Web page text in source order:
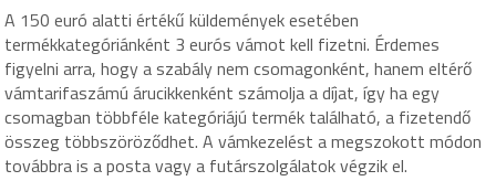
A 150 euró alatti értékű küldemények esetében
termékkategóriánként 3 eurós vámot kell fizetni. Érdemes
figyelni arra, hogy a szabály nem csomagonként, hanem eltérő
vámtarifaszámú árucikkenként számolja a díjat, így ha egy
csomagban többféle kategóriájú termék található, a fizetendő
összeg többszöröződhet. A vámkezelést a megszokott módon
továbbra is a posta vagy a futárszolgálatok végzik el.